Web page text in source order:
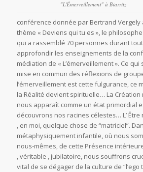
"L'Émerveillement" à Biarritz
conférence donnée par Bertrand Vergely
thème « Deviens qui tu es », le
qui a rassemblé 70 personnes durant
approfondir les enseignements de la
médiation de « L’émerveillement ». Ce qui
mise en commun des réflexions de
l’émerveillement est cette fulgurance, ce
la Réalité devient spirituelle… La
nous apparaît comme un état primordial
découvrons nos racines célestes… L’ Être
, en moi, quelque chose de “matriciel”.
métaphysiquement infantile, où nous
nous-mêmes, de cette Présence
, véritable , jubilatoire, nous souffrons
vital de se dégager de la culture de “l’ego